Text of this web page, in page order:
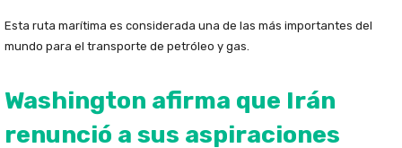
Esta ruta marítima es considerada una de las más importantes del
mundo para el transporte de petróleo y gas.
Washington afirma que Irán
renunció a sus aspiraciones